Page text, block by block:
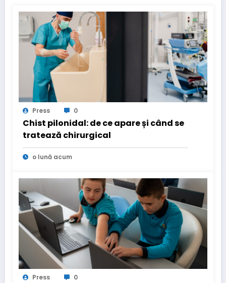
Press 0
Chist pilonidal: de ce apare și când se
tratează chirurgical
o lună acum
Press 0